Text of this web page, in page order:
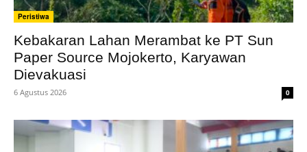
Peristiwa
Kebakaran Lahan Merambat ke PT Sun
Paper Source Mojokerto, Karyawan
Dievakuasi
6 Agustus 2026 0